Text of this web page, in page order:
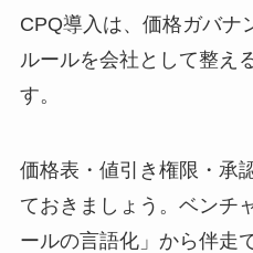
CPQ導入は、価格ガバナ
ルールを会社として整え
す。
価格表・値引き権限・承
ておきましょう。ベンチ
ールの言語化」から伴走